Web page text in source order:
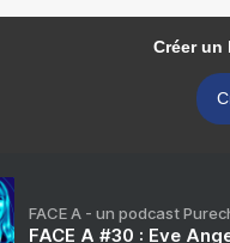
Créer un
FACE A - un podcast
FACE A #30 : Eve